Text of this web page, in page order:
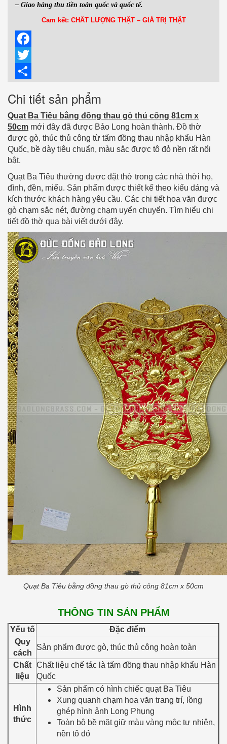
– Giao hàng thu tiền toàn quốc và quốc tế.
Cam kết: CHẤT LƯỢNG THẬT – GIÁ TRỊ THẬT
Facebook
Twitter
Chi tiết sản phẩm
Quạt Ba Tiêu bằng đồng thau gò thủ công 81cm x
50cm mới đây đã được Bảo Long hoàn thành. Đồ thờ
được gò, thúc thủ công từ tấm đồng thau nhập khẩu Hàn
Quốc, bề dày tiêu chuẩn, màu sắc được tô đỏ nền rất nổi
bật.
Quạt Ba Tiêu thường được đặt thờ trong các nhà thời họ,
đình, đền, miếu. Sản phẩm được thiết kế theo kiểu dáng và
kích thước khách hàng yêu cầu. Các chi tiết hoa văn được
gò chạm sắc nét, đường chạm uyển chuyển. Tìm hiểu chi
tiết đồ thờ qua bài viết dưới đây.
Quạt Ba Tiêu bằng đồng thau gò thủ công 81cm x 50cm
THÔNG TIN SẢN PHẨM
Yếu tố
Đặc điểm
Quy
cách
Sản phẩm được gò, thúc thủ công hoàn toàn
Chất
liệu
Chất liệu chế tác là tấm đồng thau nhập khẩu Hàn
Quốc
Hình
thức
Sản phẩm có hình chiếc quạt Ba Tiêu
Xung quanh chạm hoa văn trang trí, lồng
ghép hình ảnh Long Phụng
Toàn bộ bề mặt giữ màu vàng mộc tự nhiên,
nền tô đỏ